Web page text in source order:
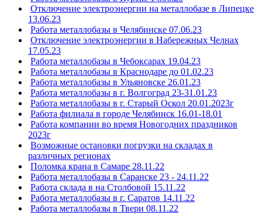
Отключение электроэнергии на металлобазе в Липецке
13.06.23
Работа металлобазы в Челябинске 07.06.23
Отключение электроэнергии в Набережных Челнах
17.05.23
Работа металлобазы в Чебоксарах 19.04.23
Работа металлобазы в Краснодаре до 01.02.23
Работа металлобазы в Ульяновске 26.01.23
Работа металлобазы в г. Волгоград 23-31.01.23
Работа металлобазы в г. Старый Оскол 20.01.2023г
Работа филиала в городе Челябинск 16.01-18.01
Работа компании во время Новогодних праздников
2023г
Возможные остановки погрузки на складах в
различных регионах
Поломка крана в Самаре 28.11.22
Работа металлобазы в Саранске 23 - 24.11.22
Работа склада в на Столбовой 15.11.22
Работа металлобазы в г. Саратов 14.11.22
Работа металлобазы в Твери 08.11.22